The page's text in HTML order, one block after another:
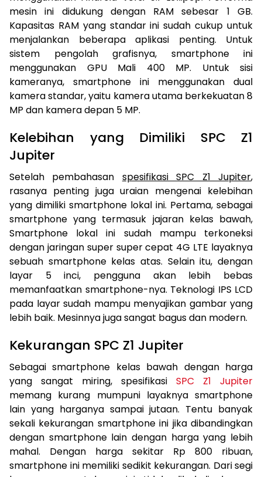
mesin ini didukung dengan RAM sebesar 1 GB.
Kapasitas RAM yang standar ini sudah cukup untuk
menjalankan beberapa aplikasi penting. Untuk
sistem pengolah grafisnya, smartphone ini
menggunakan GPU Mali 400 MP. Untuk sisi
kameranya, smartphone ini menggunakan dual
kamera standar, yaitu kamera utama berkekuatan 8
MP dan kamera depan 5 MP.
Kelebihan yang Dimiliki SPC Z1
Jupiter
Setelah pembahasan spesifikasi SPC Z1 Jupiter,
rasanya penting juga uraian mengenai kelebihan
yang dimiliki smartphone lokal ini. Pertama, sebagai
smartphone yang termasuk jajaran kelas bawah,
Smartphone lokal ini sudah mampu terkoneksi
dengan jaringan super super cepat 4G LTE layaknya
sebuah smartphone kelas atas. Selain itu, dengan
layar 5 inci, pengguna akan lebih bebas
memanfaatkan smartphone-nya. Teknologi IPS LCD
pada layar sudah mampu menyajikan gambar yang
lebih baik. Mesinnya juga sangat bagus dan modern.
Kekurangan SPC Z1 Jupiter
Sebagai smartphone kelas bawah dengan harga
yang sangat miring, spesifikasi SPC Z1 Jupiter
memang kurang mumpuni layaknya smartphone
lain yang harganya sampai jutaan. Tentu banyak
sekali kekurangan smartphone ini jika dibandingkan
dengan smartphone lain dengan harga yang lebih
mahal. Dengan harga sekitar Rp 800 ribuan,
smartphone ini memiliki sedikit kekurangan. Dari segi